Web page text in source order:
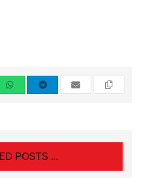
POSTS ...